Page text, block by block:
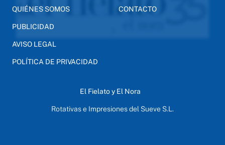
QUIÉNES SOMOS
PUBLICIDAD
AVISO LEGAL
POLÍTICA DE PRIVACIDAD
CONTACTO
El Fielato y El Nora
Rotativas e Impresiones del Sueve S.L.